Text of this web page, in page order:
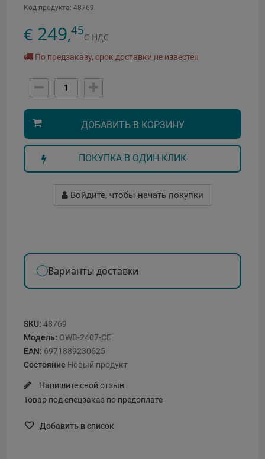
Код продукта: 48769
€ 249,45С НДС
По предзаказу, срок доставки не известен
ДОБАВИТЬ В КОРЗИНУ
ПОКУПКА В ОДИН КЛИК
Войдите, чтобы начать покупки
Варианты доставки
SKU: 48769
Модель: OWB-2407-CE
EAN: 6971889230625
Состояние Новый продукт
Напишите свой отзыв
Товар под спецзаказ по предоплате
Добавить в список